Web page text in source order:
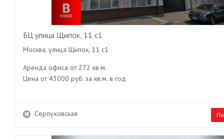
БЦ улица Щипок, 11 с1
Москва, улица Щипок, 11 с1
Аренда офиса от 272 кв.м.
Цена от 43000 руб. за кв.м. в год
Серпуховская